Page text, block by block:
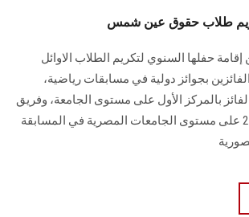
طلاب حقوق عين شمس
حفلها السنوي لتكريم الطلاب الاوائل
بجوائز دولية في مسابقات رياضية،
بالمركز الأول على مستوى الجامعة، وفريق
الكلية الفائز بالمركز 2 على مستوى الجامعات المصرية في المسابقة